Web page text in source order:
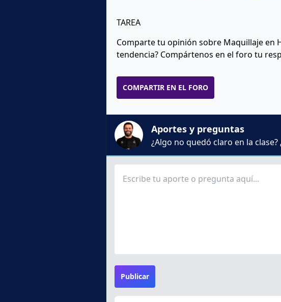
TAREA
Comparte tu opinión sobre Maquillaje en
tendencia? Compártenos en el foro tu
COMPARTIR EN EL FORO
Aportes y preguntas
¿Algo no quedó claro en la
Publicar